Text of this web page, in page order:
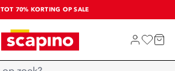
TOT 70% KORTING OP SALE
SALE: LAATSTE KANS!
SHOP NIEUW
Home